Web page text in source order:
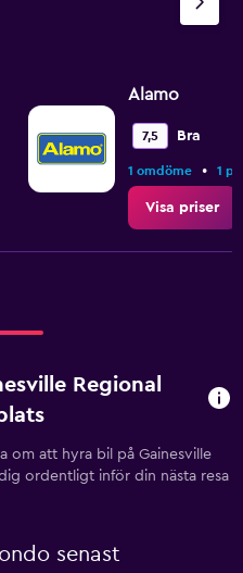
Alamo
7,5 Bra
1 omdöme • 1
Visa priser
Regional
om att hyra bil på Gainesville
ordentligt inför din nästa resa
senast